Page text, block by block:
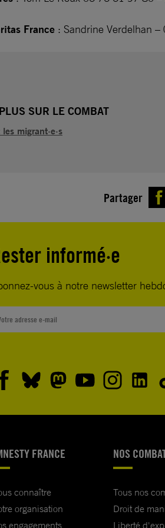
France : Sandrine Verdelhan
SUR LE COMBAT
migrant·e·s
Partager
informé·e
vous à notre newsletter
FRANCE
connaître
organisation
engagements
NOS
Tous nos
Droit de
Liberté